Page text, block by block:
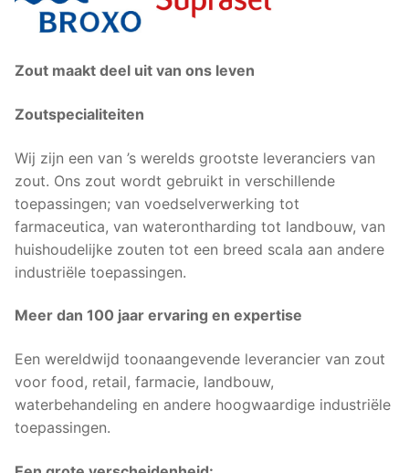
Zout maakt deel uit van ons leven
Zoutspecialiteiten
Wij zijn een van ’s werelds grootste leveranciers van
zout. Ons zout wordt gebruikt in verschillende
toepassingen; van voedselverwerking tot
farmaceutica, van waterontharding tot landbouw, van
huishoudelijke zouten tot een breed scala aan andere
industriële toepassingen.
Meer dan 100 jaar ervaring en expertise
Een wereldwijd toonaangevende leverancier van zout
voor food, retail, farmacie, landbouw,
waterbehandeling en andere hoogwaardige industriële
toepassingen.